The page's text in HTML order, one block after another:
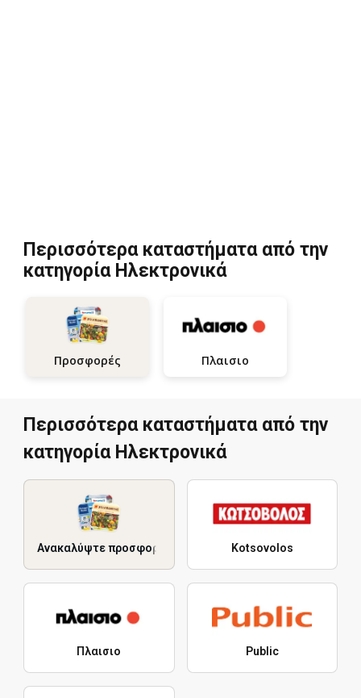
Περισσότερα καταστήματα από την
κατηγορία Hλεκτρονικά
Προσφορές Πλαισιο
Περισσότερα καταστήματα από την
κατηγορία Hλεκτρονικά
Ανακαλύψτε προσφορές Kotsovolos
Πλαισιο Public